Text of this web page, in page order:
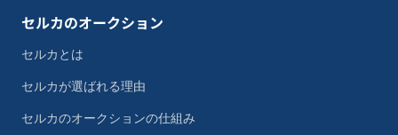
セルカのオークション
セルカとは
セルカが選ばれる理由
セルカのオークションの仕組み